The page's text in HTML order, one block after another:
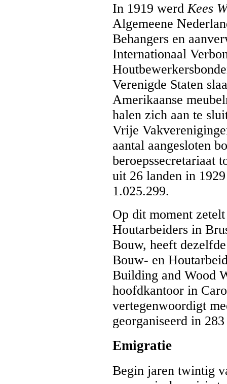
In 1919 werd Kees
Algemeene
Behangers en
Internationaal
Verenigde Staten
Amerikaanse
halen zich aan te
Vrije
aantal aangesloten
beroepssecretariaat
uit 26 landen in
1.025.299.
Op dit moment
Houtarbeiders in
Bouw, heeft
Bouw- en
Building and Wood
hoofdkantoor in
vertegenwoordigt
georganiseerd in
Emigratie
Begin jaren twintig